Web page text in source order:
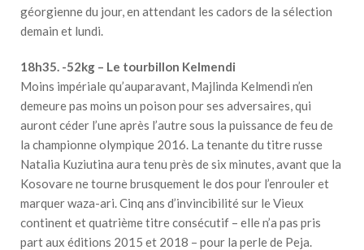
géorgienne du jour, en attendant les cadors de la sélection
demain et lundi.
18h35. -52kg – Le tourbillon Kelmendi
Moins impériale qu’auparavant, Majlinda Kelmendi n’en
demeure pas moins un poison pour ses adversaires, qui
auront céder l’une après l’autre sous la puissance de feu de
la championne olympique 2016. La tenante du titre russe
Natalia Kuziutina aura tenu près de six minutes, avant que la
Kosovare ne tourne brusquement le dos pour l’enrouler et
marquer waza-ari. Cinq ans d’invincibilité sur le Vieux
continent et quatrième titre consécutif – elle n’a pas pris
part aux éditions 2015 et 2018 – pour la perle de Peja.